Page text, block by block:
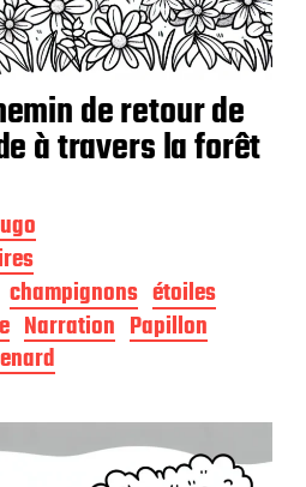
de retour de
à travers la forêt
champignons étoiles
Narration Papillon